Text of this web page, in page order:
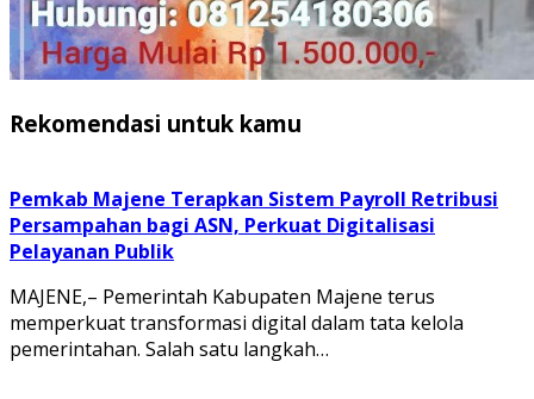
Rekomendasi untuk kamu
Pemkab Majene Terapkan Sistem Payroll Retribusi
Persampahan bagi ASN, Perkuat Digitalisasi
Pelayanan Publik
MAJENE,– Pemerintah Kabupaten Majene terus
memperkuat transformasi digital dalam tata kelola
pemerintahan. Salah satu langkah…